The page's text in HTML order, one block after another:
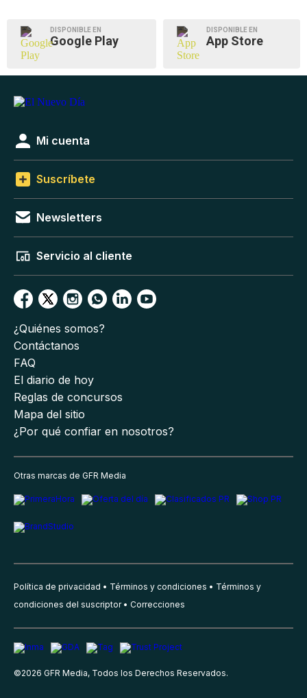
DISPONIBLE EN
Google Play
DISPONIBLE EN
App Store
Mi cuenta
Suscríbete
Newsletters
Servicio al cliente
¿Quiénes somos?
Contáctanos
FAQ
El diario de hoy
Reglas de concursos
Mapa del sitio
¿Por qué confiar en nosotros?
Otras marcas de GFR Media
Política de privacidad Términos y condiciones
Términos y
condiciones del suscriptor
Correcciones
©2026 GFR Media, Todos los Derechos Reservados.